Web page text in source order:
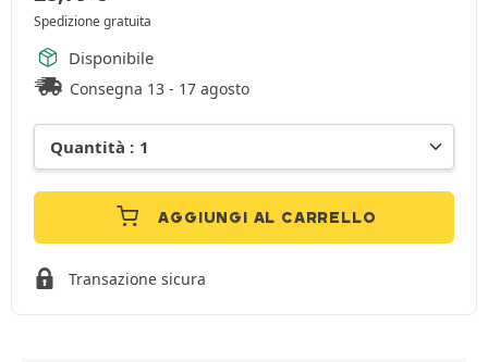
Spedizione gratuita
Disponibile
Consegna 13 - 17 agosto
AGGIUNGI AL CARRELLO
Transazione sicura